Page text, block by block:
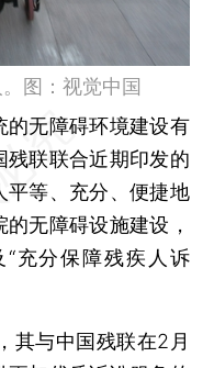
图：视觉中国
的无障碍环境建设有
联联合近期印发的
平等、充分、便捷地
无障碍设施建设，
充分保障残疾人诉
与中国残联在2月